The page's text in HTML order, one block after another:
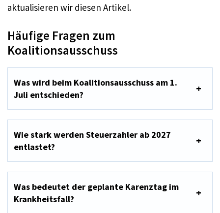
aktualisieren wir diesen Artikel.
Häufige Fragen zum
Koalitionsausschuss
Was wird beim Koalitionsausschuss am 1.
Juli entschieden?
Wie stark werden Steuerzahler ab 2027
entlastet?
Was bedeutet der geplante Karenztag im
Krankheitsfall?